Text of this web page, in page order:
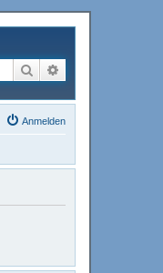
Suche
Anmelden